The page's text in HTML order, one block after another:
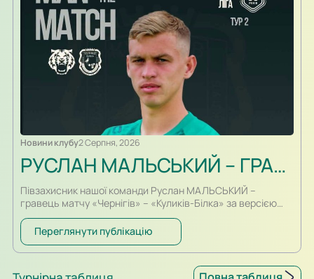
Новини клубу2 Серпня, 2026
РУСЛАН МАЛЬСЬКИЙ – ГРАВЕЦЬ МАТЧУ
Півзахисник нашої команди Руслан МАЛЬСЬКИЙ –
гравець матчу «Чернігів» – «Куликів-Білка» за версією
інформаційного партнера ПФЛ, порталу SportArena. У грі
в Чернігові Руслан вийшов на футбольне поле з лави
запасних і невдовзі красивим обвідним ударом зумів
зрівняти рахунок.
Переглянути публікацію